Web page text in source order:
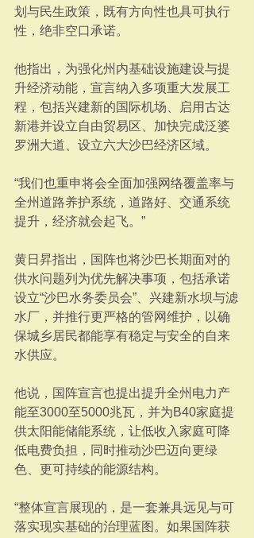
划与民生政策，既有方向性也具可执行
性，绝非空口承诺。
他指出，为强化州内基础设施建设与提
升经济动能，宣言纳入多项重大发展工
程，包括兴建新的国际机场、启用古达
新港并设立自由贸易区、加快完成泛婆
罗洲大道、设立六大沙巴经济区域。
“我们也重申将会全面加强网络覆盖率与
全州道路养护系统，道路好、交通系统
提升，经济就会起飞。”
黄日昇指出，国阵也将沙巴长期面对的
供水问题列为优先解决事项，包括承诺
设立“沙巴水务委员会”、兴建新水坝与滤
水厂，并推行更严格的管网维护，以确
保城乡居民都能享有稳定与安全的自来
水供应。
他说，国阵宣言也提出提升全州电力产
能至3000至5000兆瓦，并为B40家庭提
供太阳能储能系统，让低收入家庭可降
低电费负担，同时推动沙巴迈向更绿
色、更可持续的能源结构。
“整体宣言展现的，是一套兼具远见与可
落实现实基础的治理蓝图。如果国阵获